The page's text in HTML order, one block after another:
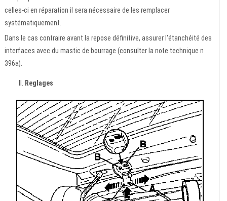
celles-ci en réparation il sera nécessaire de les remplacer
systématiquement.
Dans le cas contraire avant la repose définitive, assurer l'étanchéité des
interfaces avec du mastic de bourrage (consulter la note technique n
396a).
Reglages